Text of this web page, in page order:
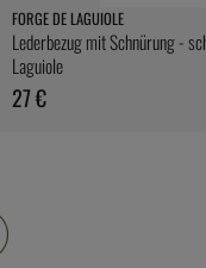
FORGE DE LAGUIOLE
Lederbezug mit Schnürung -
Laguiole
27 €